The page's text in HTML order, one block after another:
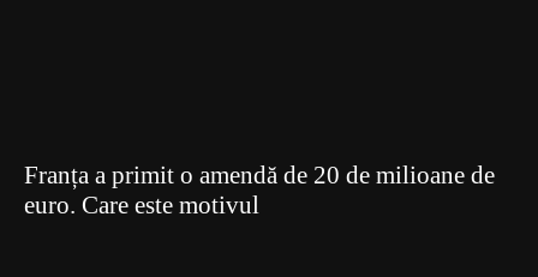
Franța a primit o amendă de 20 de milioane de
euro. Care este motivul